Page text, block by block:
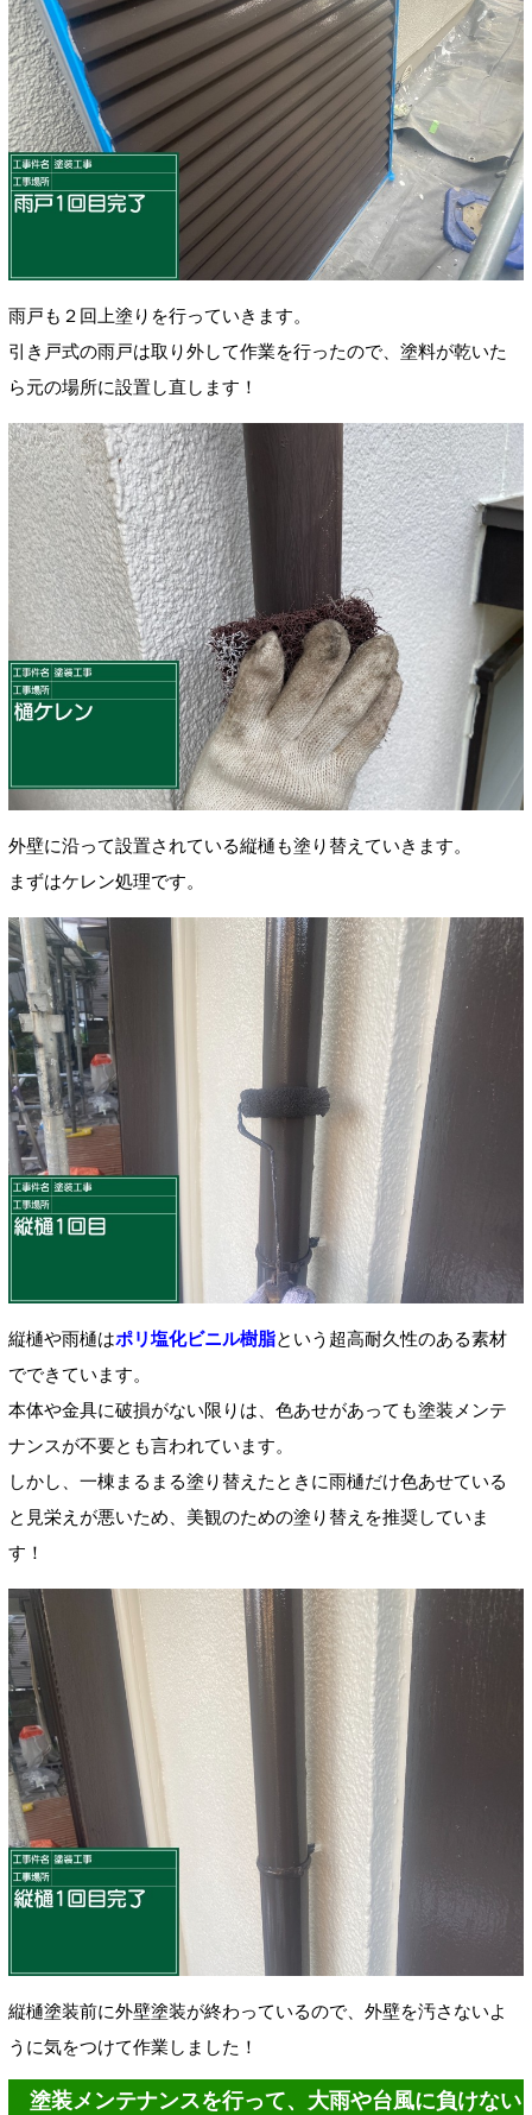
雨戸も２回上塗りを行っていきます。
引き戸式の雨戸は取り外して作業を行ったので、塗料が乾いた
ら元の場所に設置し直します！
外壁に沿って設置されている縦樋も塗り替えていきます。
まずはケレン処理です。
縦樋や雨樋はポリ塩化ビニル樹脂という超高耐久性のある素材
でできています。
本体や金具に破損がない限りは、色あせがあっても塗装メンテ
ナンスが不要とも言われています。
しかし、一棟まるまる塗り替えたときに雨樋だけ色あせている
と見栄えが悪いため、美観のための塗り替えを推奨していま
す！
縦樋塗装前に外壁塗装が終わっているので、外壁を汚さないよ
うに気をつけて作業しました！
塗装メンテナンスを行って、大雨や台風に負けない